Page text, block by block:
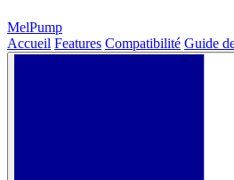
MelPump
Accueil Features Compatibilité Guide